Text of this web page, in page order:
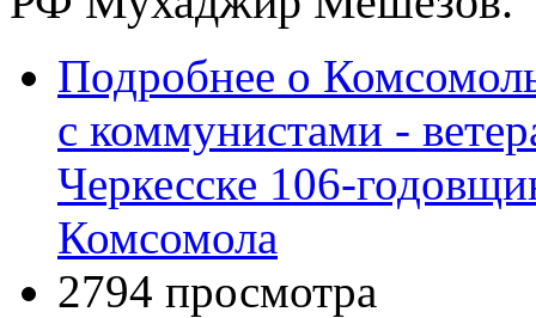
Подробнее о
с коммунистами -
Черкесске 106-
Комсомола
2794 просмотра